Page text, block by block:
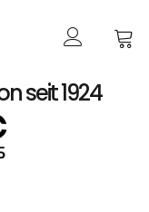
seit 1924